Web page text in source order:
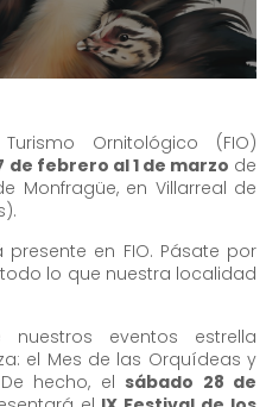
Ornitológico (FIO)
de febrero al 1 de marzo de
Monfragüe, en Villarreal de
en FIO. Pásate por
lo que nuestra localidad
eventos estrella
el Mes de las Orquídeas y
hecho, el sábado 28 de